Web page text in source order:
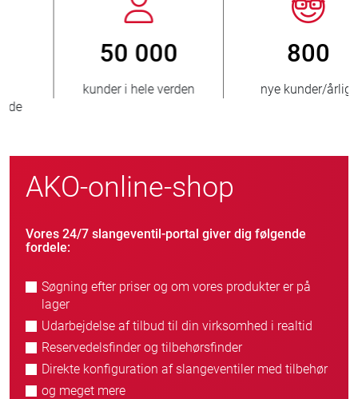
800
nye kunder/årligt
> 3 500 000
solgte enheder
AKO-online-shop
Vores 24/7 slangeventil-portal giver dig følgende
fordele:
Søgning efter priser og om vores produkter er på
lager
Udarbejdelse af tilbud til din virksomhed i realtid
Reservedelsfinder og tilbehørsfinder
Direkte konfiguration af slangeventiler med tilbehør
og meget mere